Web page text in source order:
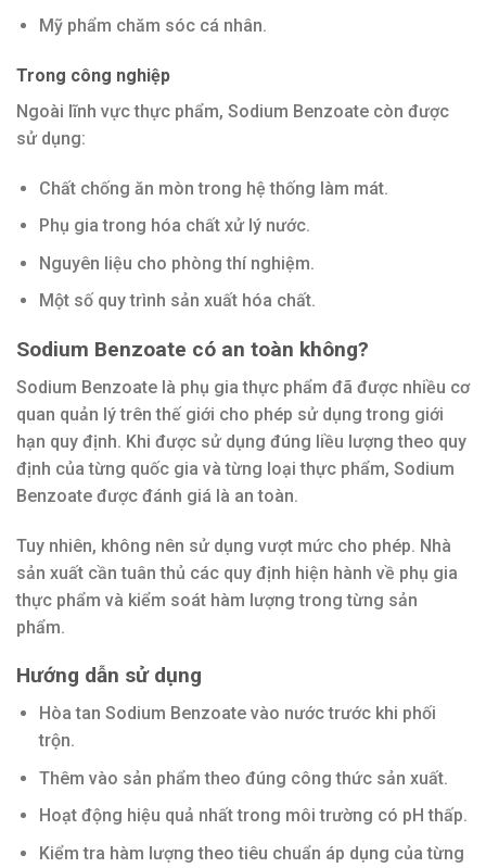
Mỹ phẩm chăm sóc cá nhân.
Trong công nghiệp
Ngoài lĩnh vực thực phẩm, Sodium Benzoate còn được
sử dụng:
Chất chống ăn mòn trong hệ thống làm mát.
Phụ gia trong hóa chất xử lý nước.
Nguyên liệu cho phòng thí nghiệm.
Một số quy trình sản xuất hóa chất.
Sodium Benzoate có an toàn không?
Sodium Benzoate là phụ gia thực phẩm đã được nhiều cơ
quan quản lý trên thế giới cho phép sử dụng trong giới
hạn quy định. Khi được sử dụng đúng liều lượng theo quy
định của từng quốc gia và từng loại thực phẩm, Sodium
Benzoate được đánh giá là an toàn.
Tuy nhiên, không nên sử dụng vượt mức cho phép. Nhà
sản xuất cần tuân thủ các quy định hiện hành về phụ gia
thực phẩm và kiểm soát hàm lượng trong từng sản
phẩm.
Hướng dẫn sử dụng
Hòa tan Sodium Benzoate vào nước trước khi phối
trộn.
Thêm vào sản phẩm theo đúng công thức sản xuất.
Hoạt động hiệu quả nhất trong môi trường có pH thấp.
Kiểm tra hàm lượng theo tiêu chuẩn áp dụng của từng